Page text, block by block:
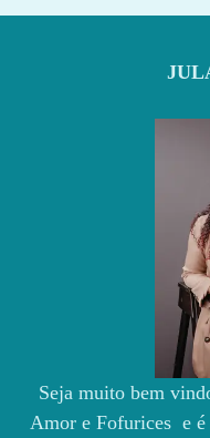
Seja muito bem
Amor e Fofurices e é